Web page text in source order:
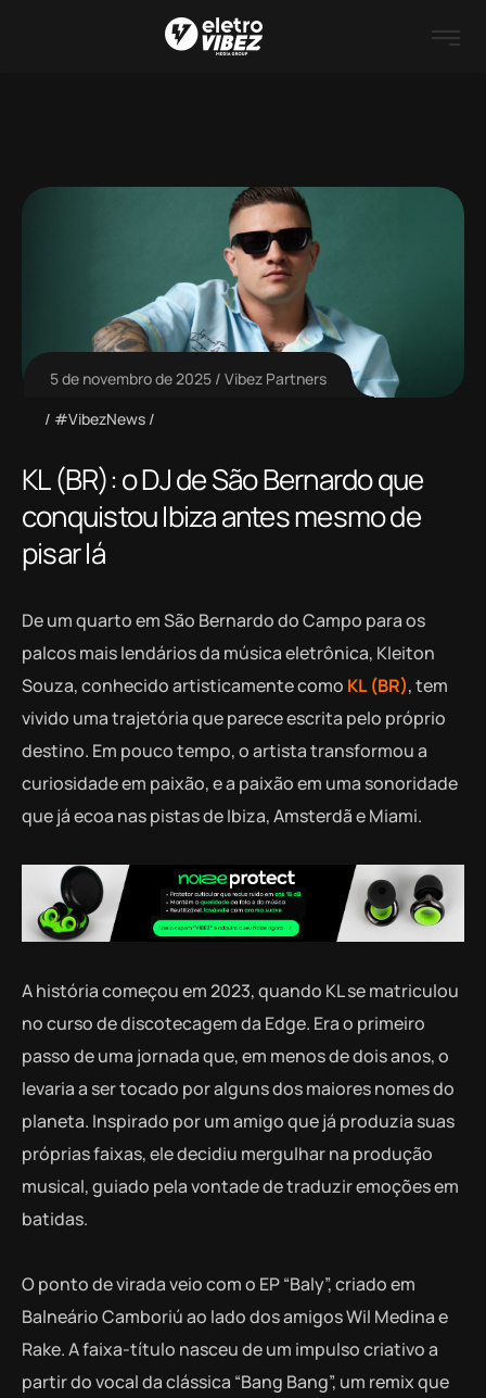
5 de novembro de 2025
Vibez Partners
#VibezNews
KL (BR): o DJ de São Bernardo que
conquistou Ibiza antes mesmo de
pisar lá
De um quarto em São Bernardo do Campo para os
palcos mais lendários da música eletrônica, Kleiton
Souza, conhecido artisticamente como KL (BR), tem
vivido uma trajetória que parece escrita pelo próprio
destino. Em pouco tempo, o artista transformou a
curiosidade em paixão, e a paixão em uma sonoridade
que já ecoa nas pistas de Ibiza, Amsterdã e Miami.
A história começou em 2023, quando KL se matriculou
no curso de discotecagem da Edge. Era o primeiro
passo de uma jornada que, em menos de dois anos, o
levaria a ser tocado por alguns dos maiores nomes do
planeta. Inspirado por um amigo que já produzia suas
próprias faixas, ele decidiu mergulhar na produção
musical, guiado pela vontade de traduzir emoções em
batidas.
O ponto de virada veio com o EP “Baly”, criado em
Balneário Camboriú ao lado dos amigos Wil Medina e
Rake. A faixa-título nasceu de um impulso criativo a
partir do vocal da clássica “Bang Bang”, um remix que